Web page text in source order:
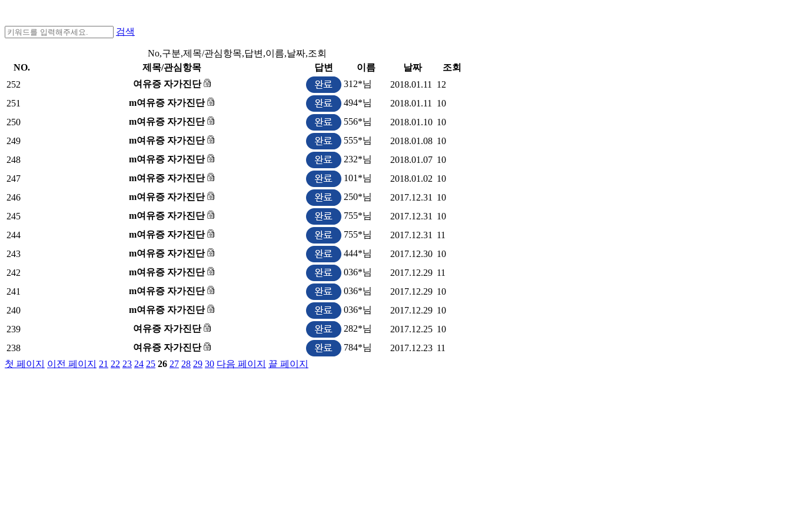
검색
No,구분,제목/관심항목,답변,이름,날짜,조회
NO.
제목/관심항목 답변 이름 날짜
조회
252
여유증 자가진단 312*님 2018.01.11
12
251
m여유증 자가진단 494*님 2018.01.11
10
250
m여유증 자가진단 556*님 2018.01.10 10
249
m여유증 자가진단 555*님 2018.01.08 10
248
m여유증 자가진단 232*님 2018.01.07 10
247
m여유증 자가진단 101*님 2018.01.02 10
246
m여유증 자가진단 250*님 2017.12.31
10
245
m여유증 자가진단 755*님 2017.12.31
10
244
m여유증 자가진단 755*님 2017.12.31
11
243
m여유증 자가진단 444*님 2017.12.30 10
242
m여유증 자가진단 036*님 2017.12.29 11
241
m여유증 자가진단 036*님 2017.12.29 10
240
m여유증 자가진단 036*님 2017.12.29 10
239
여유증 자가진단 282*님 2017.12.25 10
238
여유증 자가진단 784*님 2017.12.23 11
첫 페이지
이전 페이지 21 22 23 24 25 26 27 28 29 30 다음 페이지 끝 페이지